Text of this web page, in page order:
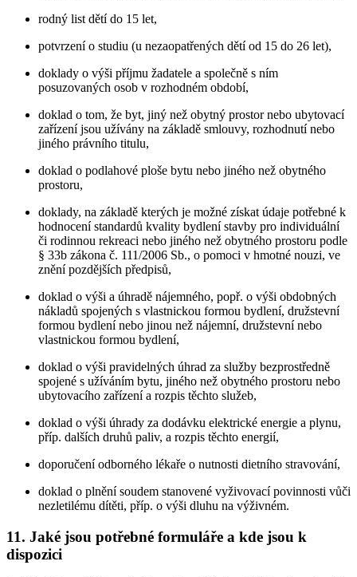
rodný list dětí do 15 let,
potvrzení o studiu (u nezaopatřených dětí od 15 do 26 let),
doklady o výši příjmu žadatele a společně s ním
posuzovaných osob v rozhodném období,
doklad o tom, že byt, jiný než obytný prostor nebo ubytovací
zařízení jsou užívány na základě smlouvy, rozhodnutí nebo
jiného právního titulu,
doklad o podlahové ploše bytu nebo jiného než obytného
prostoru,
doklady, na základě kterých je možné získat údaje potřebné k
hodnocení standardů kvality bydlení stavby pro individuální
či rodinnou rekreaci nebo jiného než obytného prostoru podle
§ 33b zákona č. 111/2006 Sb., o pomoci v hmotné nouzi, ve
znění pozdějších předpisů,
doklad o výši a úhradě nájemného, popř. o výši obdobných
nákladů spojených s vlastnickou formou bydlení, družstevní
formou bydlení nebo jinou než nájemní, družstevní nebo
vlastnickou formou bydlení,
doklad o výši pravidelných úhrad za služby bezprostředně
spojené s užíváním bytu, jiného než obytného prostoru nebo
ubytovacího zařízení a rozpis těchto služeb,
doklad o výši úhrady za dodávku elektrické energie a plynu,
příp. dalších druhů paliv, a rozpis těchto energií,
doporučení odborného lékaře o nutnosti dietního stravování,
doklad o plnění soudem stanovené vyživovací povinnosti vůči
nezletilému dítěti, příp. o výši dluhu na výživném.
11. Jaké jsou potřebné formuláře a kde jsou k
dispozici